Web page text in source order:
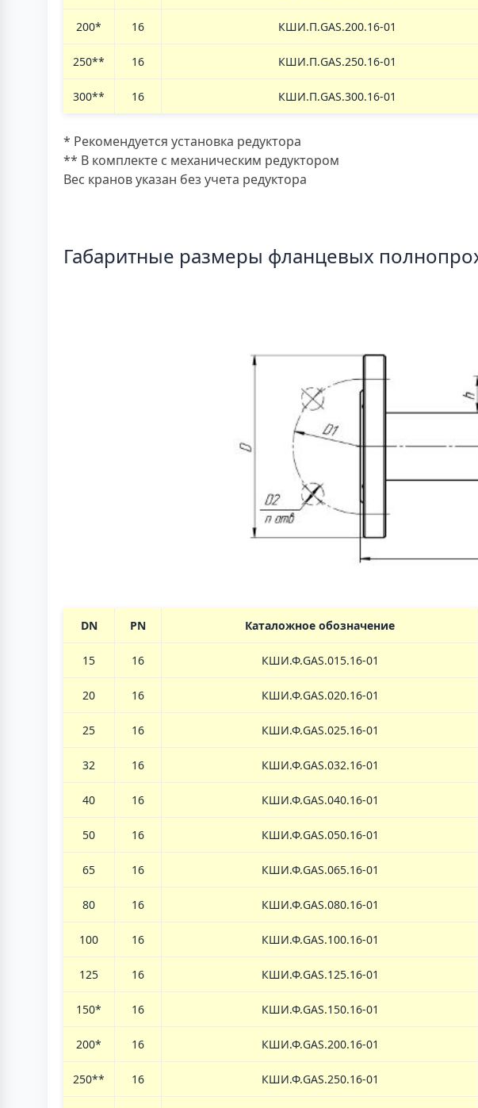
200* 16 КШИ.П.GAS.200.16-01
250** 16 КШИ.П.GAS.250.16-01
300** 16 КШИ.П.GAS.300.16-01
* Рекомендуется установка редуктора
** В комплекте с механическим редуктором
Вес кранов указан без учета редуктора
Габаритные размеры фланцевых
DN PN Каталожное обозначение
15 16 КШИ.Ф.GAS.015.16-01
20 16 КШИ.Ф.GAS.020.16-01
25 16 КШИ.Ф.GAS.025.16-01
32 16 КШИ.Ф.GAS.032.16-01
40 16 КШИ.Ф.GAS.040.16-01
50 16 КШИ.Ф.GAS.050.16-01
65 16 КШИ.Ф.GAS.065.16-01
80 16 КШИ.Ф.GAS.080.16-01
100 16 КШИ.Ф.GAS.100.16-01
125 16 КШИ.Ф.GAS.125.16-01
150* 16 КШИ.Ф.GAS.150.16-01
200* 16 КШИ.Ф.GAS.200.16-01
250** 16 КШИ.Ф.GAS.250.16-01